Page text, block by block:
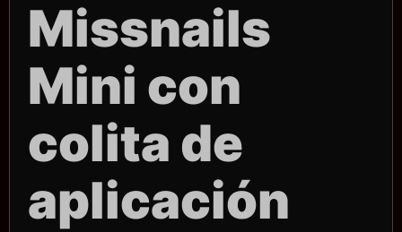
Missnails
Mini con
colita de
aplicación